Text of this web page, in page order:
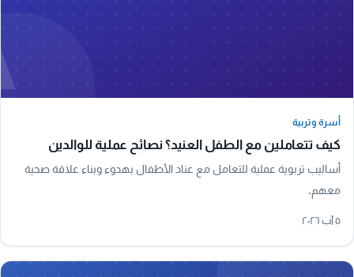
أسرة وتربية
كيف تتعاملين مع الطفل العنيد؟ نصائح عملية للوالدين
أساليب تربوية عملية للتعامل مع عناد الأطفال بهدوء وبناء علاقة صحية
معهم.
٥ آب ٢٠٢٦